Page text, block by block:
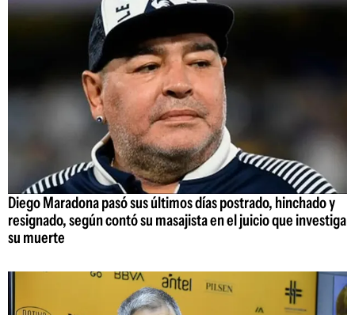
Diego Maradona pasó sus últimos días postrado, hinchado y
resignado, según contó su masajista en el juicio que investiga
su muerte